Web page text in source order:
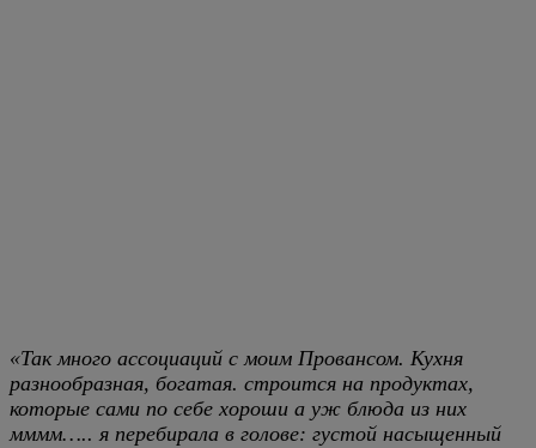
«Так много ассоциаций с моим Провансом. Кухня
разнообразная, богатая. строится на продуктах,
которые сами по себе хороши а уж блюда из них
мммм….. я перебирала в голове: густой насыщенный